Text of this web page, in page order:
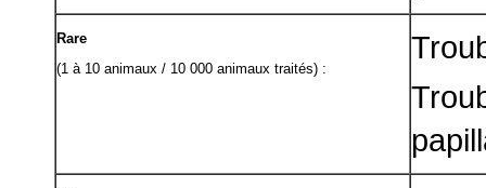
Rare
(1 à 10 animaux / 10 000 animaux traités) :